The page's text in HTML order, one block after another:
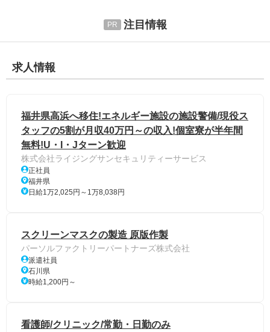
注目情報
求人情報
福井県高浜へ移住!エネルギー施設の施設警備/現役ス
タッフの5割が月収40万円～の収入!個室寮が半年間
無料!U・I・Jターン歓迎
株式会社ライジングサンセキュリティーサービス
正社員
福井県
日給1万2,025円～1万8,038円
スクリーンマスクの製造 原版作製
パーソルファクトリーパートナーズ株式会社
派遣社員
石川県
時給1,200円～
看護師/クリニック/常勤・日勤のみ